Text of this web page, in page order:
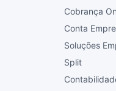
Cobrança
Conta
Soluções
Split